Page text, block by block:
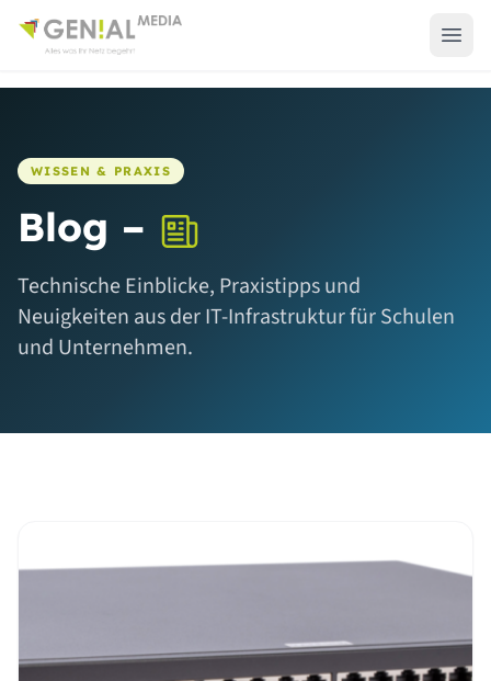
WISSEN & PRAXIS
Blog –
Technische Einblicke, Praxistipps und
Neuigkeiten aus der IT-Infrastruktur für Schulen
und Unternehmen.